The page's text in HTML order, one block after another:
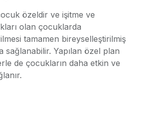
özeldir ve işitme ve
olan çocuklarda
tamamen bireyselleştirilmiş
sağlanabilir. Yapılan özel plan
de çocukların daha etkin ve